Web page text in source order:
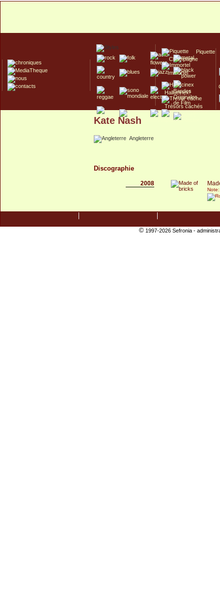
Piquette
Champagne
Immortel
Hallucinex!
Trésors cachés
Culte/Collector
Kate Nash
Angleterre
Discographie
2008
©1997-2026 Sefronia -